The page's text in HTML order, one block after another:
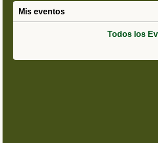
Mis eventos
Todos los